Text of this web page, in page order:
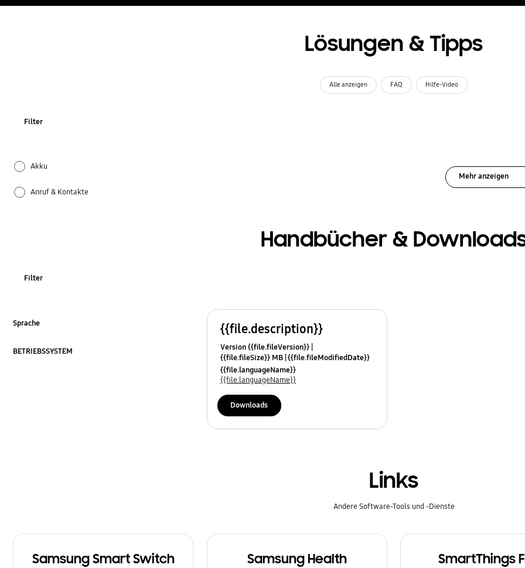
Lösungen & Tipps
Alle anzeigen FAQ Hilfe-Video
Filter
Akku
Anruf & Kontakte
Firmware-Update
Galaxy Apps
Sperre
Mehr anzeigen
Handbücher &
Filter
Sprache
BETRIEBSSYSTEM
{{file.description}}
Version {{file.fileVersion}}
{{file.fileSize}} MB {{file.fileModifiedDate}}
{{file.osNames}}
{{file.languageName}}
{{file.languageName}}
Downloads
Links
Andere Software-Tools und -Dienste
Samsung Smart Switch Samsung Health SmartThings